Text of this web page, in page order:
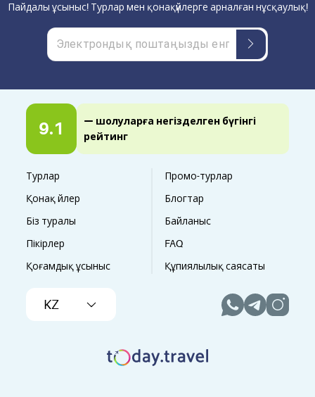
9.1
— шолуларға негізделген бүгінгі
рейтинг
Турлар
Промо-турлар
Қонақ үйлер
Блогтар
Біз туралы
Байланыс
Пікірлер
FAQ
Қоғамдық ұсыныс
Құпиялылық саясаты
KZ
Пайдалы ұсыныс! Турлар мен қонақүйлерге арналған нұсқаулық!